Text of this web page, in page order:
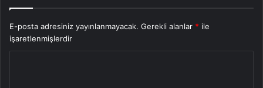
E-posta adresiniz yayınlanmayacak. Gerekli alanlar * ile
işaretlenmişlerdir